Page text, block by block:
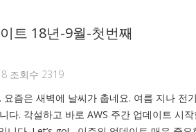
트 18년-9월-첫번째
조회수 2319
즘은 새벽에 날씨가 춥네요. 여름 지나 전
다. 각설하고 바로 AWS 주간 업데이트 시